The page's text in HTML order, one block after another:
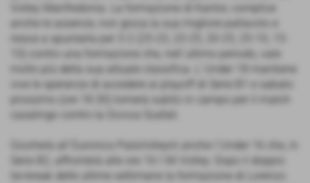
Volley Manfredonia. La formazione di Kantor, complice
anche le assenze, non gioca la sua migliore pallavolo e
riesce a spuntarla per 3-2 (25-23, 23-25, 20-25, 25-10, 15-
10) contro una formazione che, nell´ultimo periodo, vale
molto più della sua attuale classifica. L´Under 18 mantiene
vive le speranze di accedere ai playoff di Serie B1 e sabato
prossimo (ore 18.30) tornerà subito in campo per il match
casalingo contro la Givova Scafati.
Giocherà all´Euronics PalaVolleyrò anche l´Under 16 che, in
Serie B2, affronterà alle ore 16 l´All Volley. Dopo il doppio
tie-break delle ultime settimane la formazione di Lorenzo